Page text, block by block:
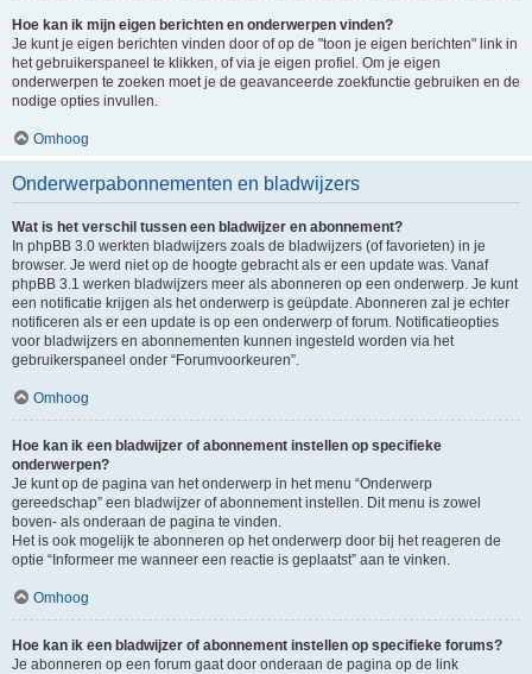
Hoe kan ik mijn eigen berichten en onderwerpen vinden?
Je kunt je eigen berichten vinden door of op de "toon je eigen berichten" link in
het gebruikerspaneel te klikken, of via je eigen profiel. Om je eigen
onderwerpen te zoeken moet je de geavanceerde zoekfunctie gebruiken en de
nodige opties invullen.
Omhoog
Onderwerpabonnementen en bladwijzers
Wat is het verschil tussen een bladwijzer en abonnement?
In phpBB 3.0 werkten bladwijzers zoals de bladwijzers (of favorieten) in je
browser. Je werd niet op de hoogte gebracht als er een update was. Vanaf
phpBB 3.1 werken bladwijzers meer als abonneren op een onderwerp. Je kunt
een notificatie krijgen als het onderwerp is geüpdate. Abonneren zal je echter
notificeren als er een update is op een onderwerp of forum. Notificatieopties
voor bladwijzers en abonnementen kunnen ingesteld worden via het
gebruikerspaneel onder “Forumvoorkeuren”.
Omhoog
Hoe kan ik een bladwijzer of abonnement instellen op specifieke
onderwerpen?
Je kunt op de pagina van het onderwerp in het menu “Onderwerp
gereedschap” een bladwijzer of abonnement instellen. Dit menu is zowel
boven- als onderaan de pagina te vinden.
Het is ook mogelijk te abonneren op het onderwerp door bij het reageren de
optie “Informeer me wanneer een reactie is geplaatst” aan te vinken.
Omhoog
Hoe kan ik een bladwijzer of abonnement instellen op specifieke forums?
Je abonneren op een forum gaat door onderaan de pagina op de link